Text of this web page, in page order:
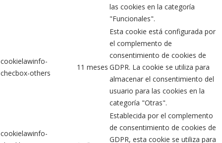
las cookies en la categoría
"Funcionales".
cookielawinfo-
checbox-others
11 meses
Esta cookie está configurada por
el complemento de
consentimiento de cookies de
GDPR. La cookie se utiliza para
almacenar el consentimiento del
usuario para las cookies en la
categoría "Otras".
cookielawinfo-
Establecida por el complemento
de consentimiento de cookies de
GDPR, esta cookie se utiliza para